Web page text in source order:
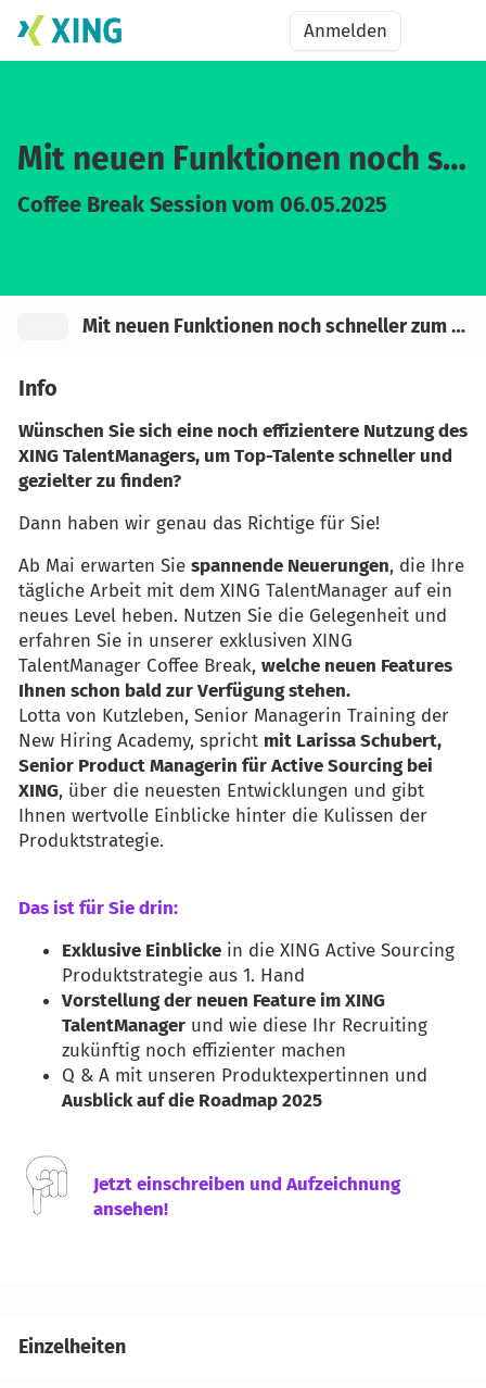
Zum Inhalt springen
Menü Anmelden
Anmelden
Mit neuen Funktionen noch schneller zum Perfect Match
Coffee Break Session vom 06.05.2025
Schließen Mit neuen Funktionen
Mit neuen Funktionen noch schneller zum …
Info
Wünschen Sie sich eine noch effizientere Nutzung des
XING TalentManagers, um Top-Talente schneller und
gezielter zu finden?
Dann haben wir genau das Richtige für Sie!
Ab Mai erwarten Sie spannende Neuerungen, die Ihre
tägliche Arbeit mit dem XING TalentManager auf ein
neues Level heben. Nutzen Sie die Gelegenheit und
erfahren Sie in unserer exklusiven XING
TalentManager Coffee Break, welche neuen Features
Ihnen schon bald zur Verfügung stehen.
Lotta von Kutzleben, Senior Managerin Training der
New Hiring Academy, spricht mit Larissa Schubert,
Senior Product Managerin für Active Sourcing bei
XING, über die neuesten Entwicklungen und gibt
Ihnen wertvolle Einblicke hinter die Kulissen der
Produktstrategie.
Das ist für Sie drin:
Exklusive Einblicke in die XING Active Sourcing
Produktstrategie aus 1. Hand
Vorstellung der neuen Feature im XING
TalentManager und wie diese Ihr Recruiting
zukünftig noch effizienter machen
Q & A mit unseren Produktexpertinnen und
Ausblick auf die Roadmap 2025
Jetzt einschreiben und Aufzeichnung
ansehen!
Einzelheiten